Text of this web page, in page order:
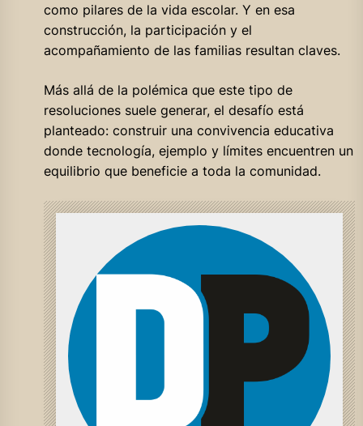
como pilares de la vida escolar. Y en esa
construcción, la participación y el
acompañamiento de las familias resultan claves.
Más allá de la polémica que este tipo de
resoluciones suele generar, el desafío está
planteado: construir una convivencia educativa
donde tecnología, ejemplo y límites encuentren un
equilibrio que beneficie a toda la comunidad.